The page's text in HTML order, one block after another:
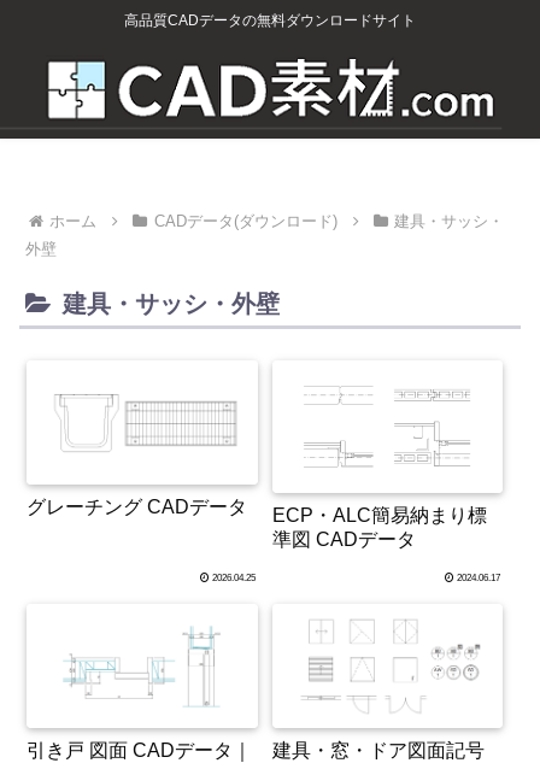
高品質CADデータの無料ダウンロードサイト
ホーム CADデータ(ダウンロード)
建具・サッシ・
外壁
建具・サッシ・外壁
グレーチング CADデータ
2026.04.25
ECP・ALC簡易納まり標
準図 CADデータ
2024.06.17
引き戸 図面 CADデータ｜
建具・窓・ドア図面記号